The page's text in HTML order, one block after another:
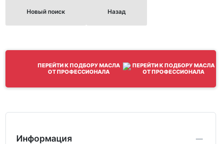
Новый поиск Назад
ПЕРЕЙТИ К ПОДБОРУ МАСЛА
ОТ ПРОФЕССИОНАЛА
Информация